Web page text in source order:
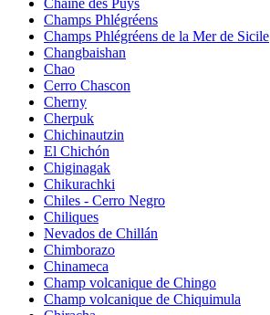
Champs Phlégréens
Champs Phlégréens de la Mer de Sicile
Changbaishan
Chao
Cerro Chascon
Cherny
Cherpuk
Chichinautzin
El Chichón
Chiginagak
Chikurachki
Chiles - Cerro Negro
Chiliques
Nevados de Chillán
Chimborazo
Chinameca
Champ volcanique de Chingo
Champ volcanique de Chiquimula